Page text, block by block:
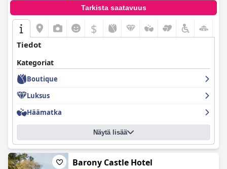
Tarkista saatavuus
$
Tiedot
Kategoriat
Boutique
Luksus
Häämatka
Näytä lisää
Barony Castle Hotel